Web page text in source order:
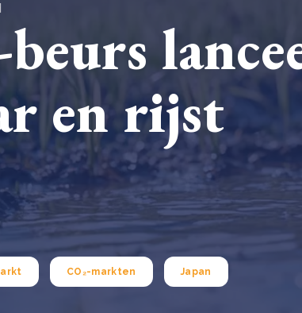
stap voor
Lees meer
Drie stappen die het
versnellen
wat verandert er
Lees meer
Wat is een
hem?
en rijst
CO₂-markten Japan